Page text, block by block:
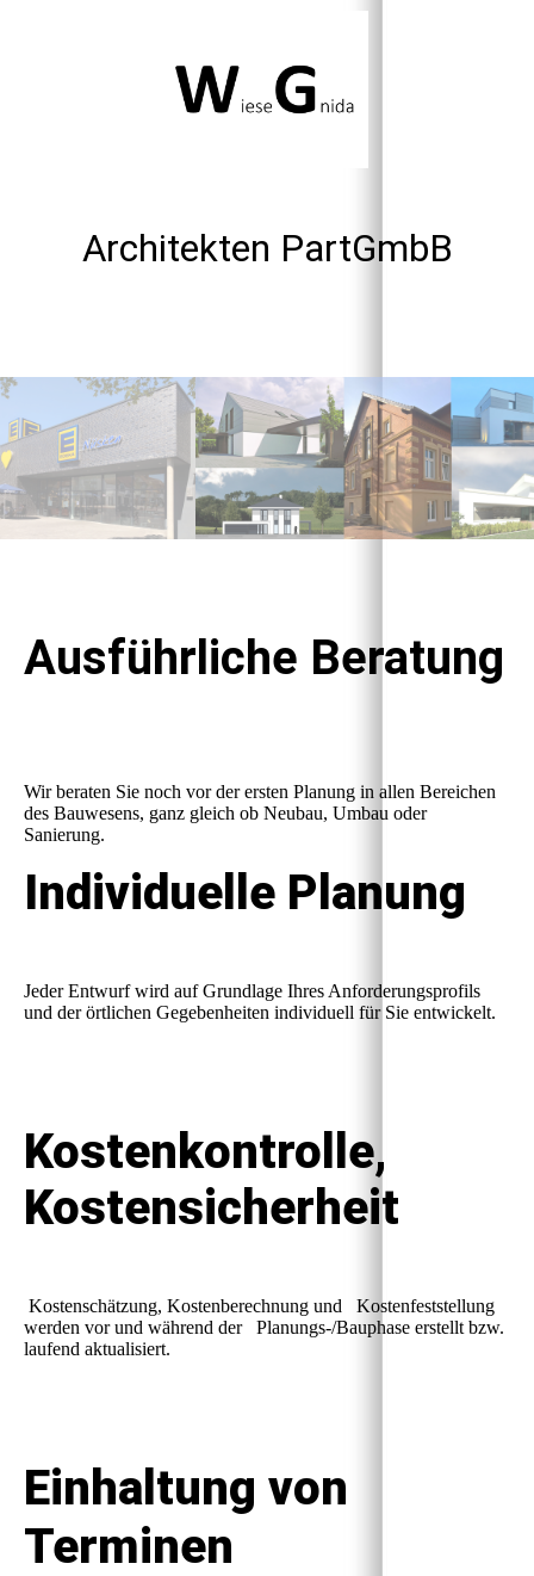
Architekten PartGmbB
Ausführliche Beratung
Wir beraten Sie noch vor der ersten Planung in allen Bereichen
des Bauwesens, ganz gleich ob Neubau, Umbau oder
Sanierung.
Individuelle Planung
Jeder Entwurf wird auf Grundlage Ihres Anforderungsprofils
und der örtlichen Gegebenheiten individuell für Sie entwickelt.
Kostenkontrolle,
Kostensicherheit
Kostenschätzung, Kostenberechnung und Kostenfeststellung
werden vor und während der Planungs-/Bauphase erstellt bzw.
laufend aktualisiert.
Einhaltung von
Terminen